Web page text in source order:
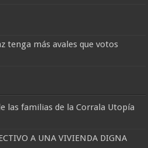
tenga más avales que votos
las familias de la Corrala Utopía
A UNA VIVIENDA DIGNA